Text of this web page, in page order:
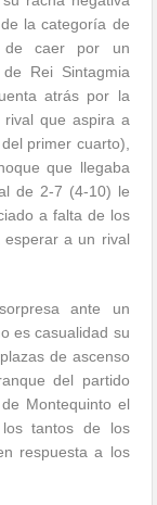
la categoría de
de caer por un
Rei Sintagmia
atrás por la
rival que aspira a
primer cuarto),
que llegaba
de 2-7 (4-10) le
a falta de los
esperar a un rival
ante un
es casualidad su
de ascenso
del partido
Montequinto el
tantos de los
respuesta a los